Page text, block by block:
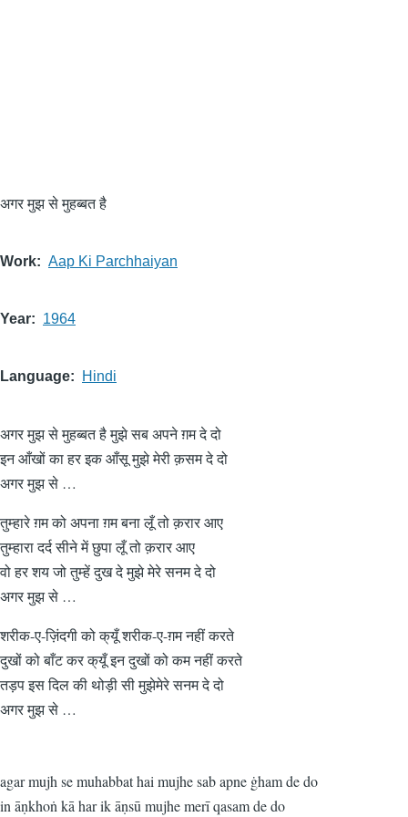
अगर मुझ से मुहब्बत है
Work Aap Ki Parchhaiyan
Year 1964
Language Hindi
अगर मुझ से मुहब्बत है मुझे सब अपने ग़म दे दो
इन आँखों का हर इक आँसू मुझे मेरी क़सम दे दो
अगर मुझ से …
तुम्हारे ग़म को अपना ग़म बना लूँ तो क़रार आए
तुम्हारा दर्द सीने में छुपा लूँ तो क़रार आए
वो हर शय जो तुम्हें दुख दे मुझे मेरे सनम दे दो
अगर मुझ से …
शरीक-ए-ज़िंदगी को क्‌यूँ शरीक-ए-ग़म नहीं करते
दुखों को बाँट कर क्‌यूँ इन दुखों को कम नहीं करते
तड़प इस दिल की थोड़ी सी मुझेमेरे सनम दे दो
अगर मुझ से …
agar mujh se muhabbat hai mujhe sab apne ġham de do
in āṇkhoṅ kā har ik āṇsū mujhe merī qasam de do